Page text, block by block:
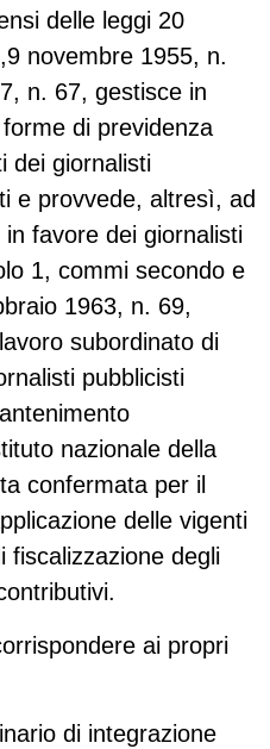
delle leggi 20
novembre 1955, n.
n. 67, gestisce in
di previdenza
dei giornalisti
e provvede, altresì, ad
favore dei giornalisti
1, commi secondo e
1963, n. 69,
subordinato di
pubblicisti
nazionale della
confermata per il
delle vigenti
fiscalizzazione degli
ai propri
di integrazione